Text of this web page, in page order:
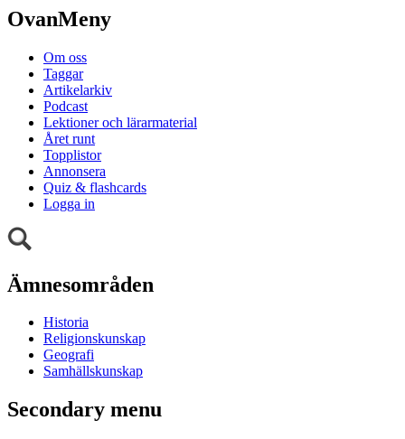
OvanMeny
Om oss
Taggar
Artikelarkiv
Podcast
Lektioner och lärarmaterial
Året runt
Topplistor
Annonsera
Quiz & flashcards
Logga in
Ämnesområden
Historia
Religionskunskap
Geografi
Samhällskunskap
Secondary menu